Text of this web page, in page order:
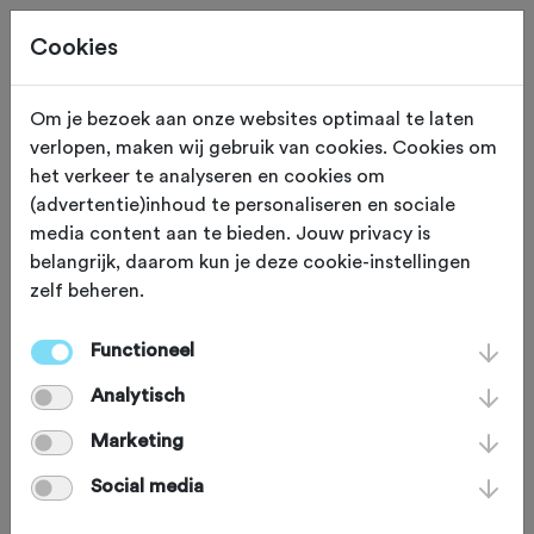
Beoordeling toevoegen voor:
Plassen- en Poelentocht 2025 -
16-8-2025
Je beoordeling helpt andere sportieve fietsers op
weg. Bedankt!
Wat vond je van deze toertocht?
Cookies
Om je bezoek aan onze websites optimaal te laten
verlopen, maken wij gebruik van cookies. Cookies om
het verkeer te analyseren en cookies om
(advertentie)inhoud te personaliseren en sociale
media content aan te bieden. Jouw privacy is
belangrijk, daarom kun je deze cookie-instellingen
zelf beheren.
Functioneel
Analytisch
Marketing
Social media